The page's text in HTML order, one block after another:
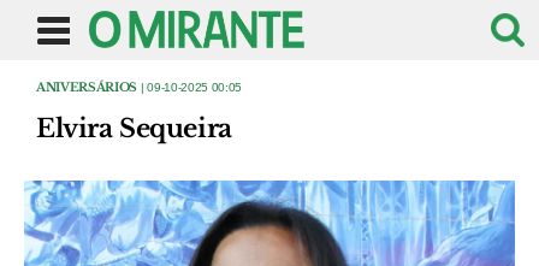
ANIVERSÁRIOS | 09-10-2025 00:05
Elvira Sequeira